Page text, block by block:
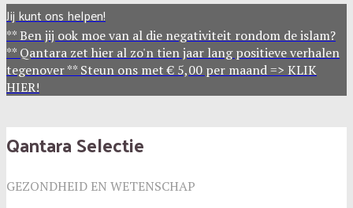
Jij kunt ons helpen!
** Ben jij ook moe van al die negativiteit rondom de islam?
** Qantara zet hier al zo'n tien jaar lang positieve verhalen
tegenover ** Steun ons met € 5,00 per maand => KLIK
HIER!
Qantara Selectie
GEZONDHEID EN WETENSCHAP